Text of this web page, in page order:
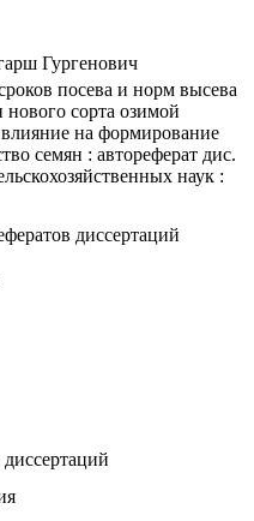
Гургенович
посева и норм высева
сорта озимой
на формирование
семян : автореферат дис.
наук :
диссертаций